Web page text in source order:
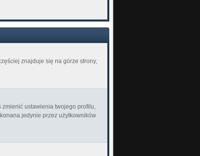
znajduje się na górze strony,
zmienić ustawienia twojego profilu,
jedynie przez użytkowników